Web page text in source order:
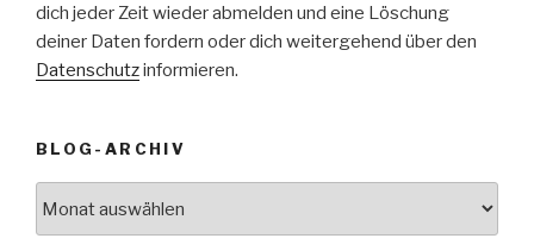
dich jeder Zeit wieder abmelden und eine Löschung
deiner Daten fordern oder dich weitergehend über den
Datenschutzinformieren.
BLOG-ARCHIV